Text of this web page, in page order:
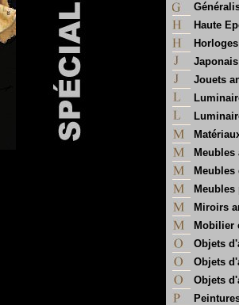
Haute
Jouets
Meubles
Meubles
Meubles
Miroirs
Mobilier
Objets
Objets
Objets